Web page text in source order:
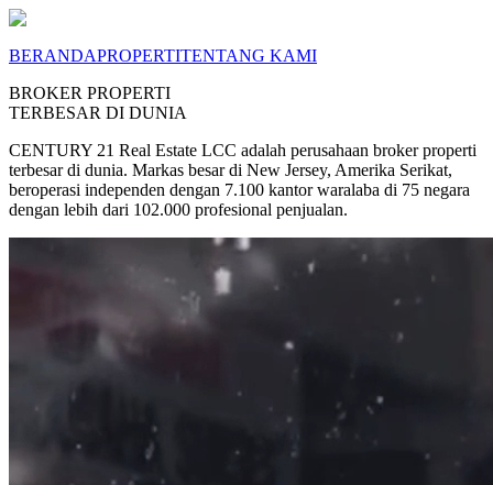
BERANDAPROPERTITENTANG KAMI
BROKER PROPERTI
TERBESAR DI DUNIA
CENTURY 21 Real Estate LCC adalah perusahaan broker properti
terbesar di dunia. Markas besar di New Jersey, Amerika Serikat,
beroperasi independen dengan 7.100 kantor waralaba di 75 negara
dengan lebih dari 102.000 profesional penjualan.